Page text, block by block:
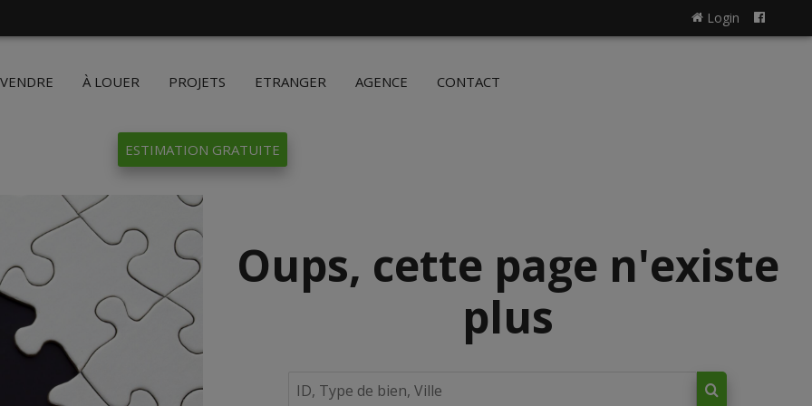
Login
À LOUER PROJETS ETRANGER AGENCE CONTACT
ESTIMATION GRATUITE
Oups, cette page n'existe
plus